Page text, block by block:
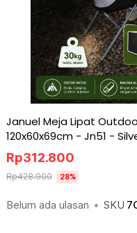
Januel Meja Lipat
120x60x69cm - Jn51 -
Belum ada ulasan • SKU
Rp312.800
Rp428.900 28%